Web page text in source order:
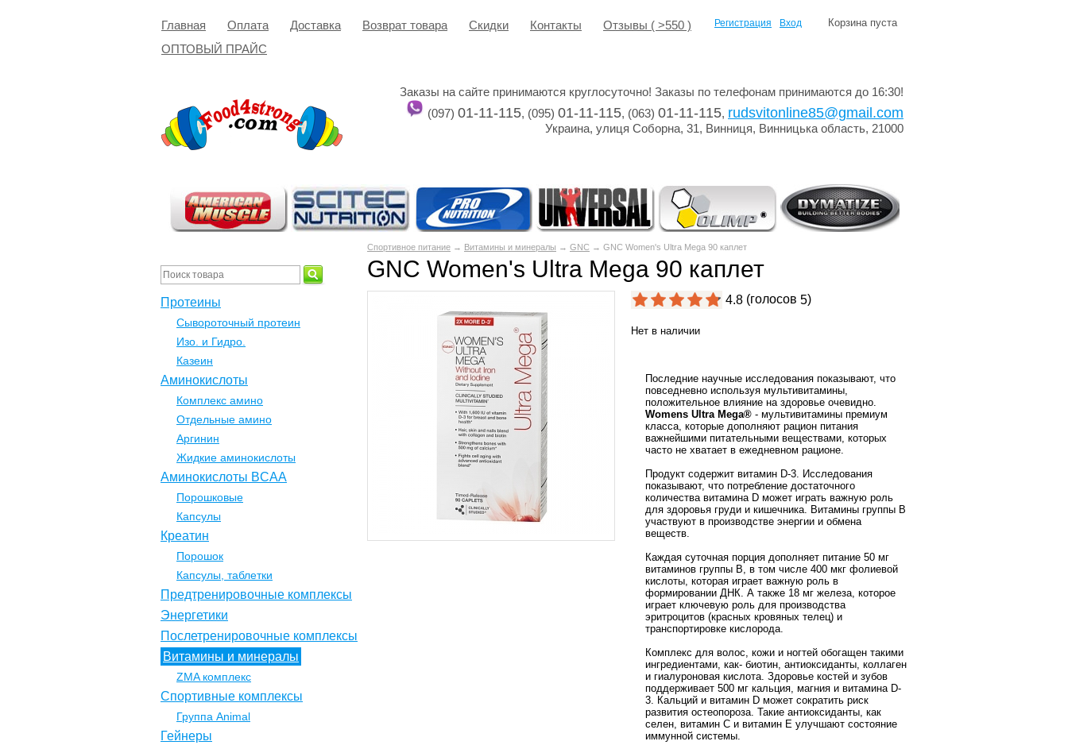
Главная Оплата Доставка Возврат товара Cкидки Контакты
Отзывы ( >550 )
ОПТОВЫЙ ПРАЙС
Корзина пуста
Регистрация Вход
Заказы на сайте принимаются круглосуточно! Заказы по телефонам принимаются до 16:30!
(097) 01-11-115, (095) 01-11-115, (063) 01-11-115, rudsvitonline85@gmail.com
Украина, улиця Соборна, 31, Винниця, Винницька область, 21000
Спортивное питание → Витамины и минералы → GNC → GNC Women's Ultra Mega 90 каплет
GNC Women's Ultra Mega 90 каплет
4.8 (голосов 5)
Нет в наличии
Последние научные исследования показывают, что
повседневно используя мультивитамины,
положительное влияние на здоровье очевидно.
Womens Ultra Mega® - мультивитамины премиум
класса, которые дополняют рацион питания
важнейшими питательными веществами, которых
часто не хватает в ежедневном рационе.
Продукт содержит витамин D-3. Исследования
показывают, что потребление достаточного
количества витамина D может играть важную роль
для здоровья груди и кишечника. Витамины группы В
участвуют в производстве энергии и обмена
веществ.
Каждая суточная порция дополняет питание 50 мг
витаминов группы В, в том числе 400 мкг фолиевой
кислоты, которая играет важную роль в
формировании ДНК. А также 18 мг железа, которое
играет ключевую роль для производства
эритроцитов (красных кровяных телец) и
транспортировке кислорода.
Комплекс для волос, кожи и ногтей обогащен такими
ингредиентами, как- биотин, антиоксиданты, коллаген
и гиалуроновая кислота. Здоровье костей и зубов
поддерживает 500 мг кальция, магния и витамина D-
3. Кальций и витамин D может сократить риск
развития остеопороза. Такие антиоксиданты, как
селен, витамин С и витамин Е улучшают состояние
иммунной системы.
Протеины
Сывороточный протеин
Изо. и Гидро.
Казеин
Аминокислоты
Комплекс амино
Отдельные амино
Аргинин
Жидкие аминокислоты
Аминокислоты BCAA
Порошковые
Капсулы
Креатин
Порошок
Капсулы, таблетки
Предтренировочные комплексы
Энергетики
Послетренировочные комплексы
Витамины и минералы
ZMA комплекс
Спортивные комплексы
Группа Animal
Гейнеры